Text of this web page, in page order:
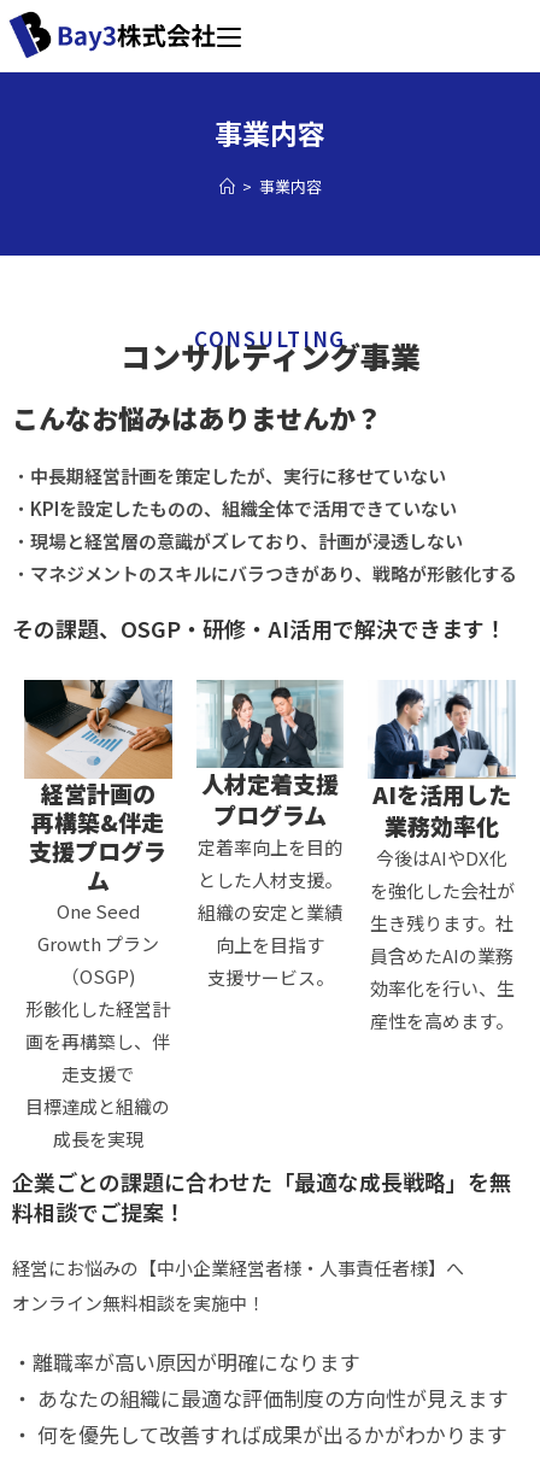
事業内容
> 事業内容
CONSULTING
コンサルティング事業
こんなお悩みはありませんか？
・ 中長期経営計画を策定したが、実行に移せていない
・ KPIを設定したものの、組織全体で活用できていない
・ 現場と経営層の意識がズレており、計画が浸透しない
・ マネジメントのスキルにバラつきがあり、戦略が形骸化する
その課題、OSGP・研修・AI活用で解決できます！
経営計画の
再構築&伴走
支援プログラ
ム
One Seed
Growth プラン
（OSGP)
形骸化した経営計
画を再構築し、伴
走支援で
目標達成と組織の
成長を実現
人材定着支援
プログラム
定着率向上を目的
とした人材支援。
組織の安定と業績
向上を目指す
支援サービス。
AIを活用した
業務効率化
今後はAIやDX化
を強化した会社が
生き残ります。社
員含めたAIの業務
効率化を行い、生
産性を高めます。
企業ごとの課題に合わせた「最適な成長戦略」を無
料相談でご提案！
経営にお悩みの【中小企業経営者様・人事責任者様】へ
オンライン無料相談を実施中！
・離職率が高い原因が明確になります
・ あなたの組織に最適な評価制度の方向性が見えます
・ 何を優先して改善すれば成果が出るかがわかります